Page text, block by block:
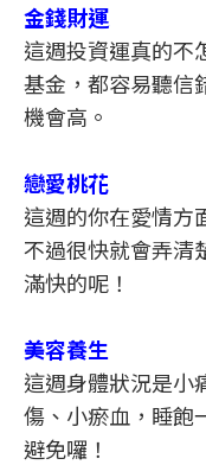
金錢財運
這週投資運真的不
基金，都容易聽信
機會高。
戀愛桃花
這週的你在愛情方
不過很快就會弄清
滿快的呢！
美容養生
這週身體狀況是小
傷、小瘀血，睡飽
避免囉！